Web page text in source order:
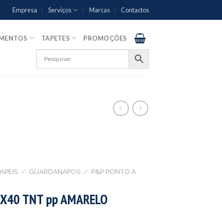
Empresa Serviços Marcas Contactos
TAPETES PROMOÇÕES
/ GUARDANAPOS / P&P PONTO A
TNT pp AMARELO